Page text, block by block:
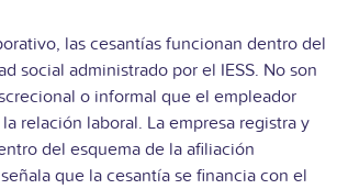
las cesantías funcionan dentro del
social administrado por el IESS. No son
o informal que el empleador
relación laboral. La empresa registra y
del esquema de la afiliación
que la cesantía se financia con el